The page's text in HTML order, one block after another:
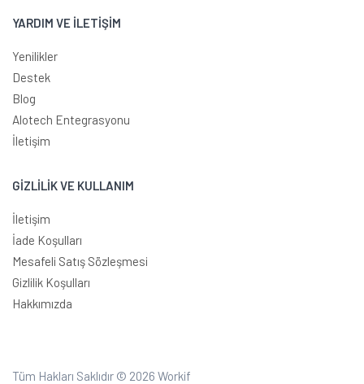
YARDIM VE İLETİŞİM
Yenilikler
Destek
Blog
Alotech Entegrasyonu
İletişim
GİZLİLİK VE KULLANIM
İletişim
İade Koşulları
Mesafeli Satış Sözleşmesi
Gizlilik Koşulları
Hakkımızda
Tüm Hakları Saklıdır © 2026 Workif